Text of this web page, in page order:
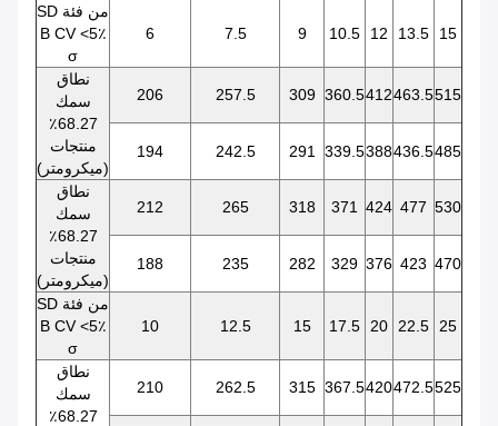
SD من فئة
B CV <5٪
σ
6 7.5 9 10.5 12 13.5 15
نطاق
سمك
68.27٪
منتجات
(ميكرومتر)
206 257.5 309 360.5412463.5515
194 242.5 291 339.5388436.5485
نطاق
سمك
68.27٪
منتجات
(ميكرومتر)
212 265 318 371 424 477 530
188 235 282 329 376 423 470
SD من فئة
B CV <5٪
σ
10 12.5 15 17.5 20 22.5 25
نطاق
سمك
68.27٪
210 262.5 315 367.5420472.5525